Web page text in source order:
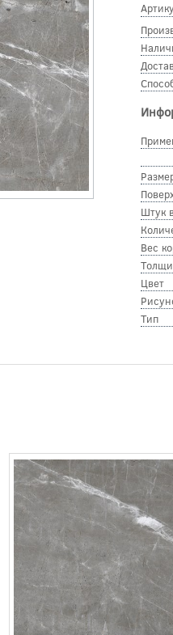
Штук
Вес
Цвет
Тип